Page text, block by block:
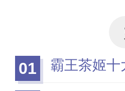
01
霸王茶姬十